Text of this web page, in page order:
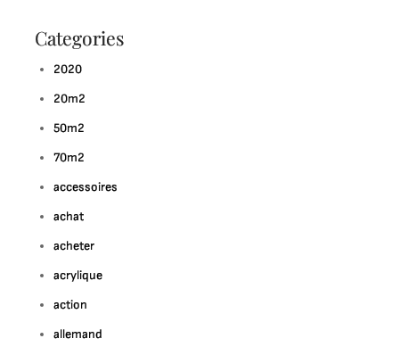
Categories
2020
20m2
50m2
70m2
accessoires
achat
acheter
acrylique
action
allemand